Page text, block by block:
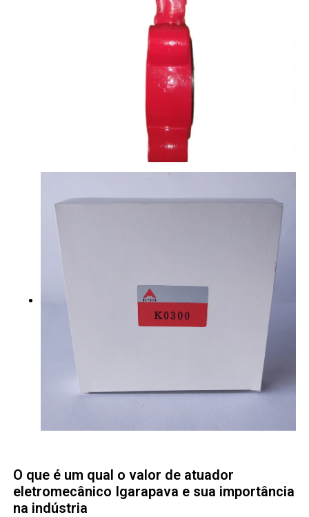
O que é um qual o valor de atuador
eletromecânico Igarapava e sua importância
na indústria